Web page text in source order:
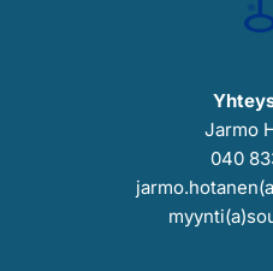
Jarmo
040